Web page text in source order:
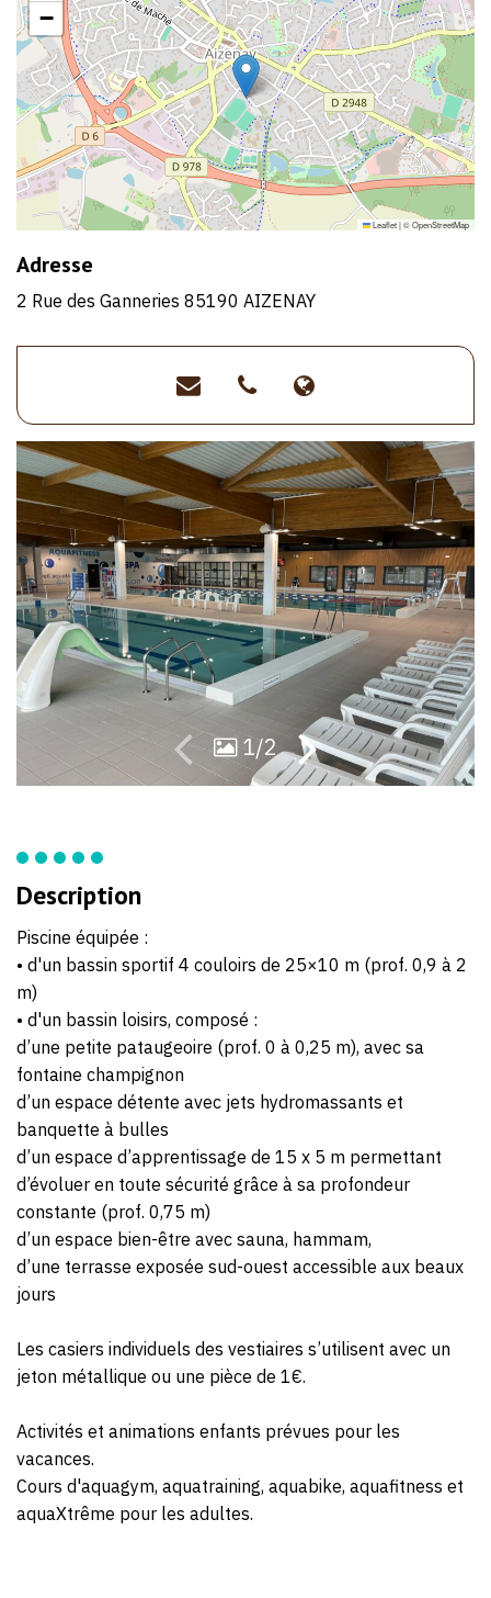
−
Leaflet|©OpenStreetMap
Adresse
2 Rue des Ganneries 85190 AIZENAY
piscine-
aizenay@vieetboulogne.fr
>02
59
00
04
20
>https://
et-
boulogne.fr/
ici/piscines-
et-
plage/piscine-
daizenay/
1/2
Description
Piscine équipée :
• d'un bassin sportif 4 couloirs de 25×10 m (prof. 0,9 à 2
m)
• d'un bassin loisirs, composé :
d’une petite pataugeoire (prof. 0 à 0,25 m), avec sa
fontaine champignon
d’un espace détente avec jets hydromassants et
banquette à bulles
d’un espace d’apprentissage de 15 x 5 m permettant
d’évoluer en toute sécurité grâce à sa profondeur
constante (prof. 0,75 m)
d’un espace bien-être avec sauna, hammam,
d’une terrasse exposée sud-ouest accessible aux beaux
jours
Les casiers individuels des vestiaires s’utilisent avec un
jeton métallique ou une pièce de 1€.
Activités et animations enfants prévues pour les
vacances.
Cours d'aquagym, aquatraining, aquabike, aquafitness et
aquaXtrême pour les adultes.